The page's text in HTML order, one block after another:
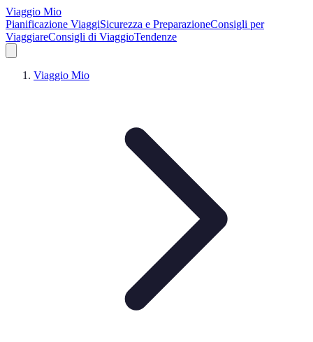
Viaggio Mio
Pianificazione ViaggiSicurezza e PreparazioneConsigli per
ViaggiareConsigli di ViaggioTendenze
Viaggio Mio